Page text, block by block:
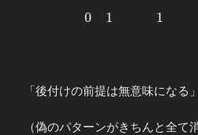
& 1 && 0 & 1
0 1 1
「後付けの前提は無意味になる
（偽のパターンがきちんと全て